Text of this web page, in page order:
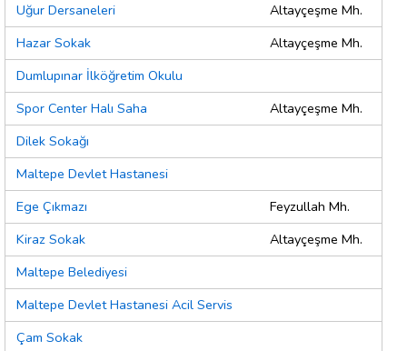
Uğur Dersaneleri
Altayçeşme Mh.
Hazar Sokak
Altayçeşme Mh.
Dumlupınar İlköğretim Okulu
Spor Center Halı Saha
Altayçeşme Mh.
Dilek Sokağı
Maltepe Devlet Hastanesi
Ege Çıkmazı
Feyzullah Mh.
Kiraz Sokak
Altayçeşme Mh.
Maltepe Belediyesi
Maltepe Devlet Hastanesi Acil Servis
Çam Sokak